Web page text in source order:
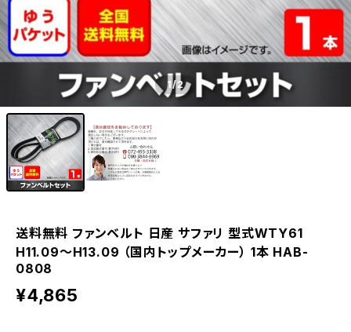
1/2
送料無料 ファンベルト 日産 サファリ 型式WTY61
H11.09～H13.09 （国内トップメーカー） 1本 HAB-
0808
¥4,865